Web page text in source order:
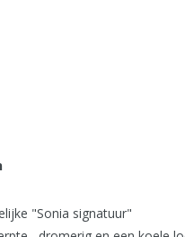
"Sonia signatuur"